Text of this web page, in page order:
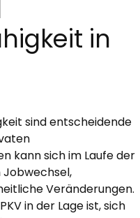
in
sind entscheidende
kann sich im Laufe der
Jobwechsel,
Veränderungen.
in der Lage ist, sich